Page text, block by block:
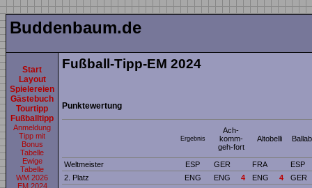
Buddenbaum.de
Start
Layout
Spielereien
Gästebuch
Tourtipp
Fußballtipp
Anmeldung
Tipp mit
Bonus
Tabelle
Ewige
Tabelle
WM 2026
EM 2024
Fußball-Tipp-EM 2024
Punktewertung
Ergebnis
Ach-
komm-
geh-fort
Altobelli
Weltmeister ESP GER FRA
ESP
2. Platz
ENG ENG 4 ENG 4
GER